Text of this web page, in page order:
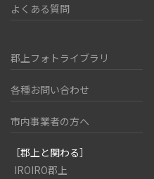
よくある質問
郡上フォトライブラリ
各種お問い合わせ
市内事業者の方へ
［郡上と関わる］
IROIRO郡上